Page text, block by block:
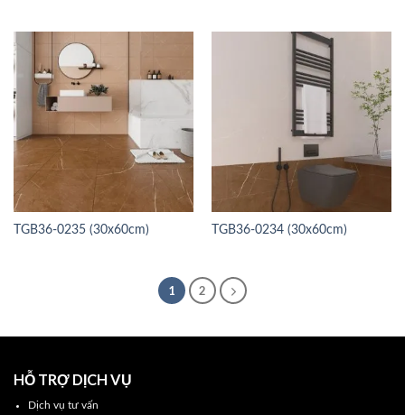
TGB36-0235 (30x60cm) TGB36-0234 (30x60cm)
1 2
HỖ TRỢ DỊCH VỤ
Dịch vụ tư vấn